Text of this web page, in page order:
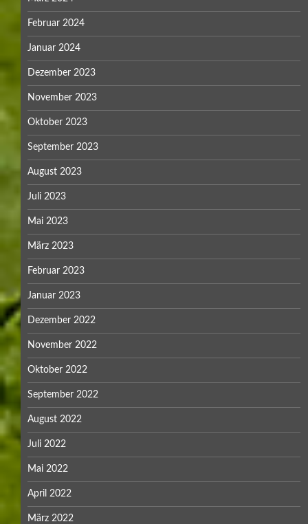
Februar 2024
Januar 2024
Dezember 2023
November 2023
Oktober 2023
September 2023
August 2023
Juli 2023
Mai 2023
März 2023
Februar 2023
Januar 2023
Dezember 2022
November 2022
Oktober 2022
September 2022
August 2022
Juli 2022
Mai 2022
April 2022
März 2022